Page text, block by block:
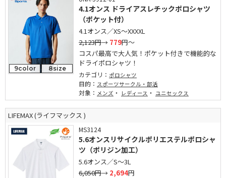
9color 8size
4.1オンス ドライアスレチックポロシャツ
（ポケット付）
4.1オンス／XS～XXXXL
2,123円→ 779円～
コスパ最高で大人気！ポケット付きで機能的な
ドライポロシャツ！
カテゴリ： ポロシャツ
目的： スポーツサークル・部活
対象： メンズ ・ レディース ・ ユニセックス
LIFEMAX (ライフマックス )
MS3124
5.6オンスリサイクルポリエステルポロシャ
ツ（ポリジン加工）
5.6オンス／S～3L
6,050円→ 2,694円